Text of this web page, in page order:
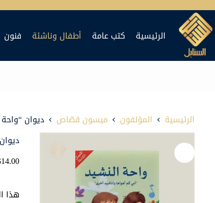
التجاوز
إلى
المحتوى
الرئيسية كتب عامة أطفال وناشئة فنون
الرئيسية المؤلفون ميسون قصّاص
ديوان
14.00
هذا